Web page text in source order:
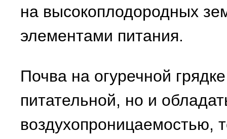
на высокоплодородных
элементами питания.
Почва на огуречной
питательной, но и
воздухопроницаемостью,